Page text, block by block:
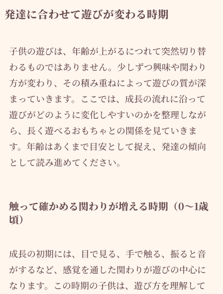
発達に合わせて遊びが変わる時期
子供の遊びは、年齢が上がるにつれて突然切り替
わるものではありません。少しずつ興味や関わり
方が変わり、その積み重ねによって遊びの質が深
まっていきます。ここでは、成長の流れに沿って
遊びがどのように変化しやすいのかを整理しなが
ら、長く遊べるおもちゃとの関係を見ていきま
す。年齢はあくまで目安として捉え、発達の傾向
として読み進めてください。
触って確かめる関わりが増える時期（0〜1歳
頃）
成長の初期には、目で見る、手で触る、振ると音
がするなど、感覚を通した関わりが遊びの中心に
なります。この時期の子供は、遊び方を理解して